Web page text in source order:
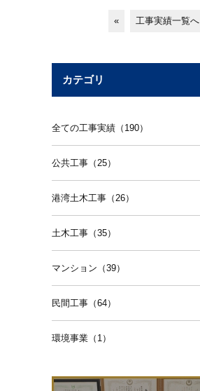
« 工事実績一覧へ
カテゴリ
全ての工事実績（190）
公共工事（25）
港湾土木工事（26）
土木工事（35）
マンション（39）
民間工事（64）
環境事業（1）